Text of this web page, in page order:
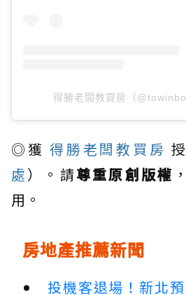
得勝老闆教買房（
◎獲 得勝老闆教買房
處）。請尊重原創版權
用。
房地產推薦新聞
投機客退場！新北